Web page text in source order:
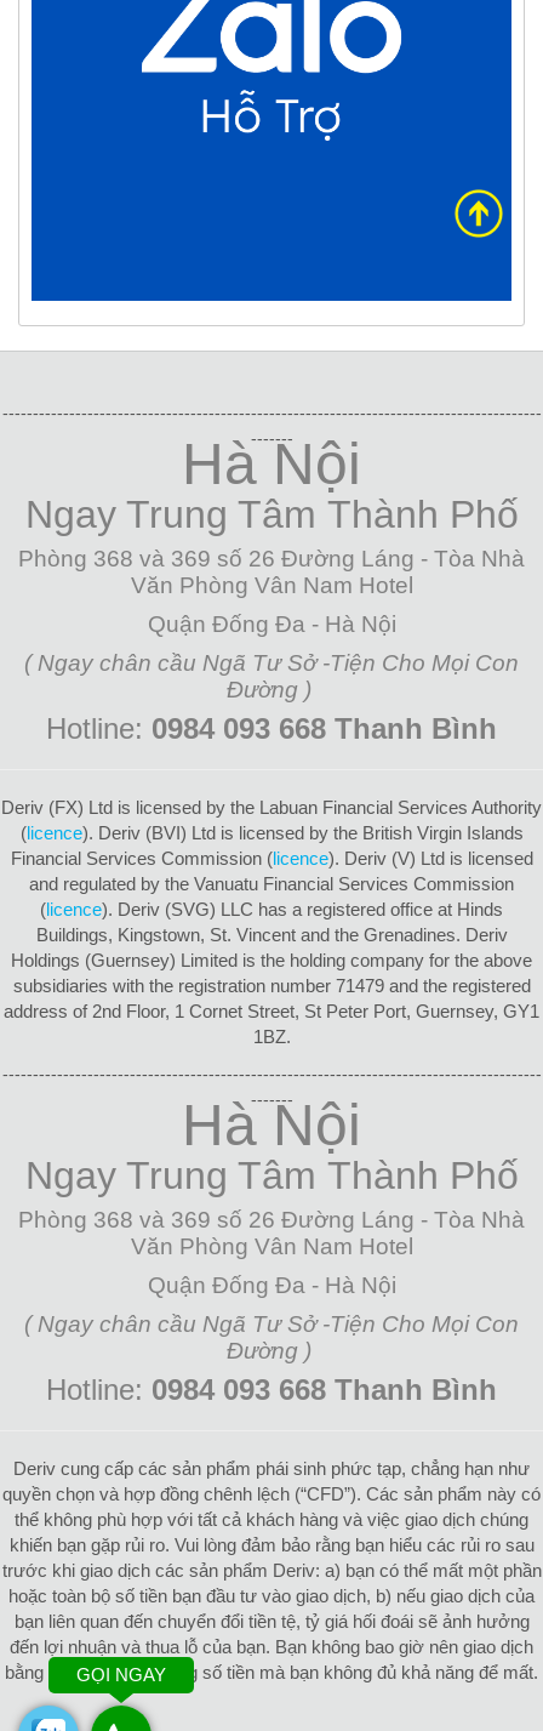
-----------------------------------------------------------------------------------------
-------
Hà Nội
Ngay Trung Tâm Thành Phố
Phòng 368 và 369 số 26 Đường Láng - Tòa Nhà
Văn Phòng Vân Nam Hotel
Quận Đống Đa - Hà Nội
( Ngay chân cầu Ngã Tư Sở -Tiện Cho Mọi Con
Đường )
Hotline: 0984 093 668 Thanh Bình
Deriv (FX) Ltd is licensed by the Labuan Financial Services Authority
(licence). Deriv (BVI) Ltd is licensed by the British Virgin Islands
Financial Services Commission (licence). Deriv (V) Ltd is licensed
and regulated by the Vanuatu Financial Services Commission
(licence). Deriv (SVG) LLC has a registered office at Hinds
Buildings, Kingstown, St. Vincent and the Grenadines. Deriv
Holdings (Guernsey) Limited is the holding company for the above
subsidiaries with the registration number 71479 and the registered
address of 2nd Floor, 1 Cornet Street, St Peter Port, Guernsey, GY1
1BZ.
-----------------------------------------------------------------------------------------
-------
Hà Nội
Ngay Trung Tâm Thành Phố
Phòng 368 và 369 số 26 Đường Láng - Tòa Nhà
Văn Phòng Vân Nam Hotel
Quận Đống Đa - Hà Nội
( Ngay chân cầu Ngã Tư Sở -Tiện Cho Mọi Con
Đường )
Hotline: 0984 093 668 Thanh Bình
Deriv cung cấp các sản phẩm phái sinh phức tạp, chẳng hạn như
quyền chọn và hợp đồng chênh lệch (“CFD”). Các sản phẩm này có
thể không phù hợp với tất cả khách hàng và việc giao dịch chúng
khiến bạn gặp rủi ro. Vui lòng đảm bảo rằng bạn hiểu các rủi ro sau
trước khi giao dịch các sản phẩm Deriv: a) bạn có thể mất một phần
hoặc toàn bộ số tiền bạn đầu tư vào giao dịch, b) nếu giao dịch của
bạn liên quan đến chuyển đổi tiền tệ, tỷ giá hối đoái sẽ ảnh hưởng
đến lợi nhuận và thua lỗ của bạn. Bạn không bao giờ nên giao dịch
bằng tiền vay hoặc bằng số tiền mà bạn không đủ khả năng để mất.
GỌI NGAY